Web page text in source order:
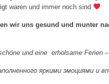
waren und immer noch sind
wir uns gesund und munter
und eine erholsame Ferien
яркими эмоциями и